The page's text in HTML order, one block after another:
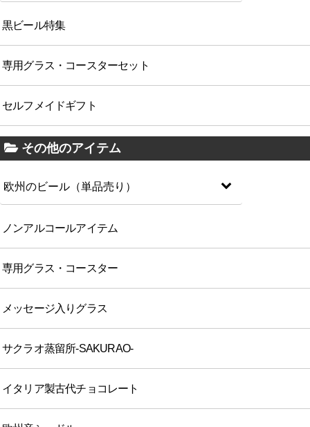
黒ビール特集
専用グラス・コースターセット
セルフメイドギフト
その他のアイテム
欧州のビール（単品売り）
ノンアルコールアイテム
専用グラス・コースター
メッセージ入りグラス
サクラオ蒸留所-SAKURAO-
イタリア製古代チョコレート